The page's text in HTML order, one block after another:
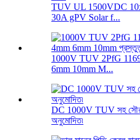
TUV UL 1500VDC
30A gPV Solar f...
1000V TUV 2PfG 1169
6mm 10mm M...
DC 1000V TUV সহ সৌর
অনুমোদিত৷